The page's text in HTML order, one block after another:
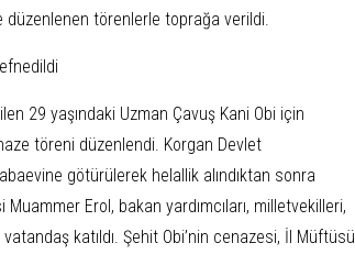
törenlerle toprağa verildi.
29 yaşındaki Uzman Çavuş Kani Obi için
töreni düzenlendi. Korgan Devlet
götürülerek helallik alındıktan sonra
Erol, bakan yardımcıları, milletvekilleri,
katıldı. Şehit Obi’nin cenazesi, İl Müftüsü